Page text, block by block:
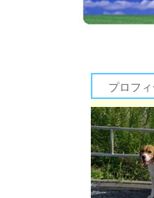
プロフ